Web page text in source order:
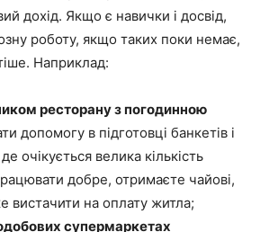
дохід. Якщо є навички і досвід,
роботу, якщо таких поки немає,
Наприклад:
ресторану з погодинною
допомогу в підготовці банкетів і
очікується велика кількість
добре, отримаєте чайові,
вистачити на оплату житла;
супермаркетах